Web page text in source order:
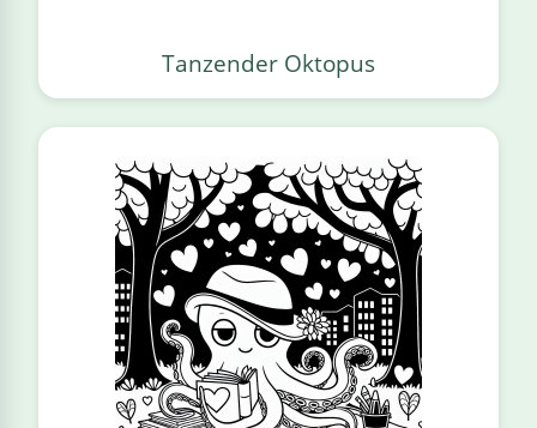
Tanzender Oktopus